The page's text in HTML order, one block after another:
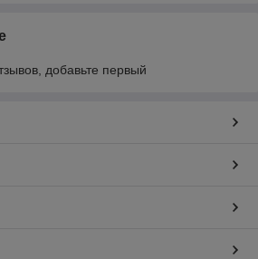
добавьте первый